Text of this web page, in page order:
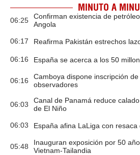
MINUTO A
06:25
Confirman existencia de
Angola
06:17 Reafirma Pakistán estrechos
06:16 España se acerca a los 50
06:16
Camboya dispone inscripción
observadores
06:03
Canal de Panamá reduce
de El Niño
06:03 España afina LaLiga con
05:48
Inauguran exposición por 50
Vietnam-Tailandia